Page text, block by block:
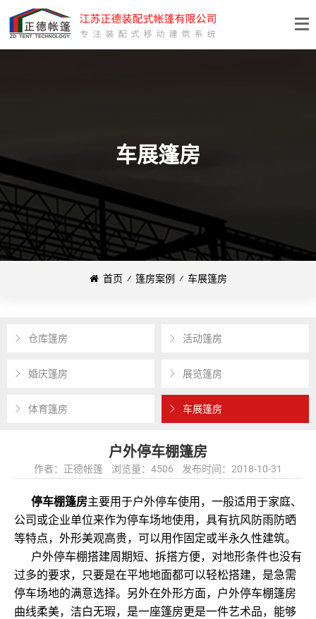
车展篷房
首页 ⁄ 篷房案例 ⁄ 车展篷房
仓库篷房 活动篷房
婚庆篷房 展览篷房
体育篷房 车展篷房
户外停车棚篷房
作者：正德帐篷 浏览量：4506 发布时间：2018-10-31
停车棚篷房主要用于户外停车使用，一般适用于家庭、
公司或企业单位来作为停车场地使用，具有抗风防雨防晒
等特点，外形美观高贵，可以用作固定或半永久性建筑。
户外停车棚搭建周期短、拆搭方便，对地形条件也没有
过多的要求，只要是在平地地面都可以轻松搭建，是急需
停车场地的满意选择。另外在外形方面，户外停车棚篷房
曲线柔美，洁白无瑕，是一座篷房更是一件艺术品，能够